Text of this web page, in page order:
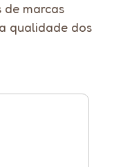
de marcas
qualidade dos